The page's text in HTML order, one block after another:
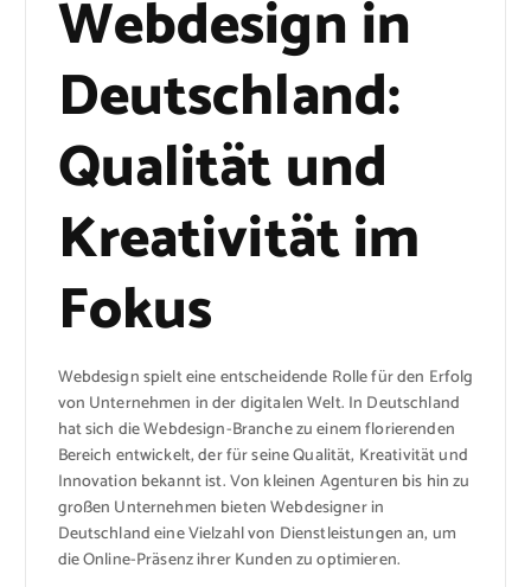
Webdesign in
Deutschland:
Qualität und
Kreativität im
Fokus
Webdesign spielt eine entscheidende Rolle für den Erfolg
von Unternehmen in der digitalen Welt. In Deutschland
hat sich die Webdesign-Branche zu einem florierenden
Bereich entwickelt, der für seine Qualität, Kreativität und
Innovation bekannt ist. Von kleinen Agenturen bis hin zu
großen Unternehmen bieten Webdesigner in
Deutschland eine Vielzahl von Dienstleistungen an, um
die Online-Präsenz ihrer Kunden zu optimieren.